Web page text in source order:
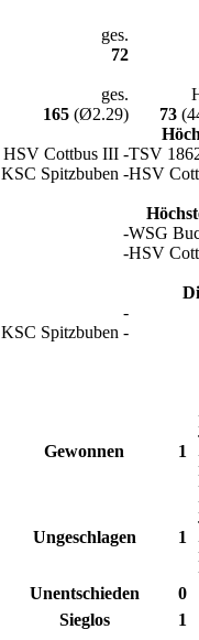
ges.
72
ges.
165 (Ø2.29) 73
HSV Cottbus III -TSV
KSC Spitzbuben -HSV
-WSG
-HSV
-
KSC Spitzbuben -
Gewonnen 1
Ungeschlagen 1
Unentschieden
0
Sieglos
1